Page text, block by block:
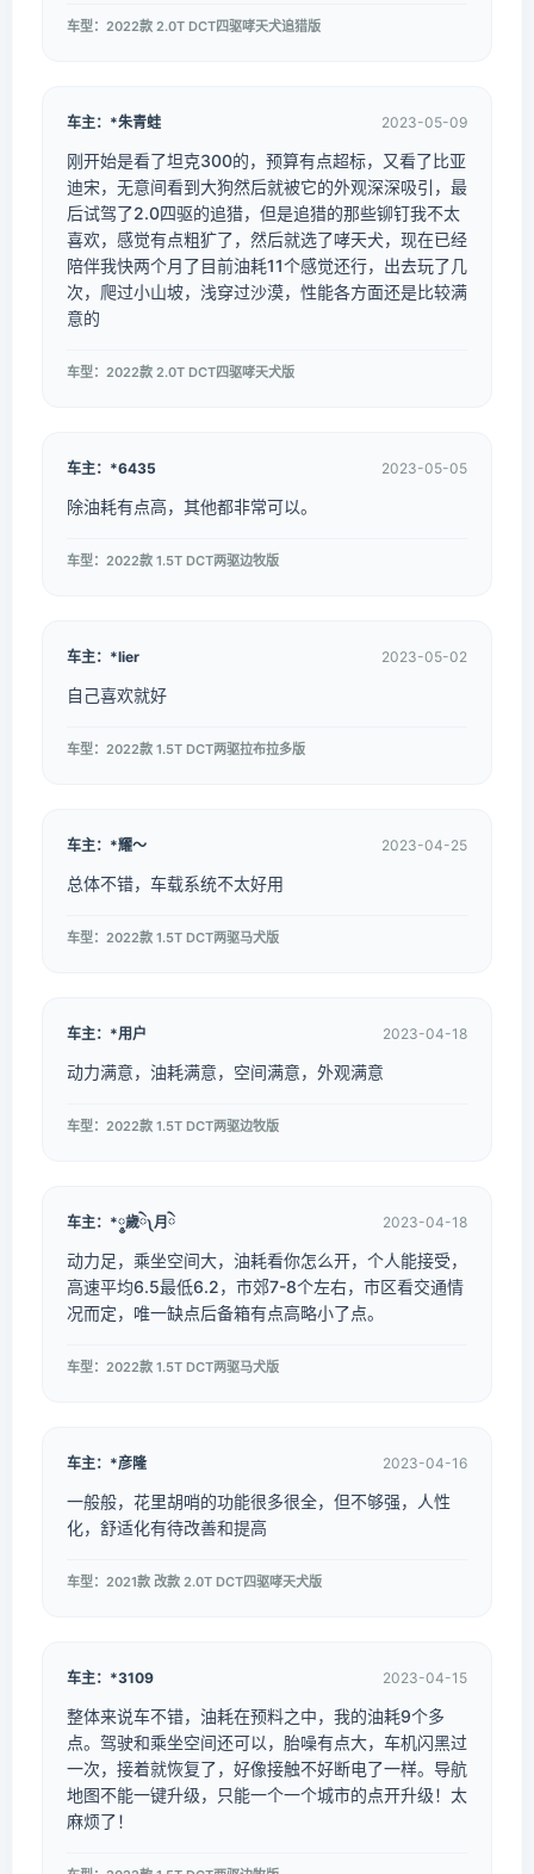
车型：2022款 2.0T DCT四驱哮天犬追猎版
车主：*朱青蛙 2023-05-09
刚开始是看了坦克300的，预算有点超标，又看了比亚
迪宋，无意间看到大狗然后就被它的外观深深吸引，最
后试驾了2.0四驱的追猎，但是追猎的那些铆钉我不太
喜欢，感觉有点粗犷了，然后就选了哮天犬，现在已经
陪伴我快两个月了目前油耗11个感觉还行，出去玩了几
次，爬过小山坡，浅穿过沙漠，性能各方面还是比较满
意的
车型：2022款 2.0T DCT四驱哮天犬版
车主：*6435 2023-05-05
除油耗有点高，其他都非常可以。
车型：2022款 1.5T DCT两驱边牧版
车主：*lier 2023-05-02
自己喜欢就好
车型：2022款 1.5T DCT两驱拉布拉多版
车主：*耀～ 2023-04-25
总体不错，车载系统不太好用
车型：2022款 1.5T DCT两驱马犬版
车主：*用户 2023-04-18
动力满意，油耗满意，空间满意，外观满意
车型：2022款 1.5T DCT两驱边牧版
车主：*༵歲ེ༾月ེ 2023-04-18
动力足，乘坐空间大，油耗看你怎么开，个人能接受，
高速平均6.5最低6.2，市郊7-8个左右，市区看交通情
况而定，唯一缺点后备箱有点高略小了点。
车型：2022款 1.5T DCT两驱马犬版
车主：*彦隆 2023-04-16
一般般，花里胡哨的功能很多很全，但不够强，人性
化，舒适化有待改善和提高
车型：2021款 改款 2.0T DCT四驱哮天犬版
车主：*3109 2023-04-15
整体来说车不错，油耗在预料之中，我的油耗9个多
点。驾驶和乘坐空间还可以，胎噪有点大，车机闪黑过
一次，接着就恢复了，好像接触不好断电了一样。导航
地图不能一键升级，只能一个一个城市的点开升级！太
麻烦了！